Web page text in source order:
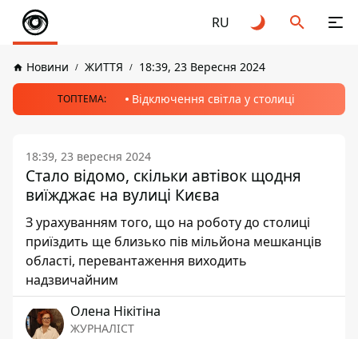
RU
Новини ЖИТТЯ 18:39, 23 Вересня 2024
ТОПТЕМА: Відключення світла у столиці
18:39, 23 вересня 2024
Стало відомо, скільки автівок щодня
виїжджає на вулиці Києва
З урахуванням того, що на роботу до столиці
приїздить ще близько пів мільйона мешканців
області, перевантаження виходить
надзвичайним
Олена Нікітіна
ЖУРНАЛІСТ